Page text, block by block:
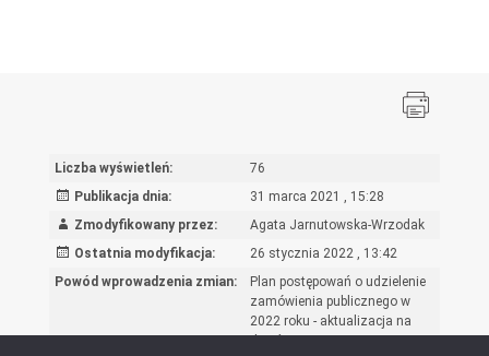
Liczba wyświetleń:
76
Publikacja dnia:
31 marca 2021 , 15:28
Zmodyfikowany przez:
Agata Jarnutowska-Wrzodak
Ostatnia modyfikacja:
26 stycznia 2022 , 13:42
Powód wprowadzenia zmian:
Plan postępowań o udzielenie
zamówienia publicznego w
2022 roku - aktualizacja na
dzień 26.01.2022